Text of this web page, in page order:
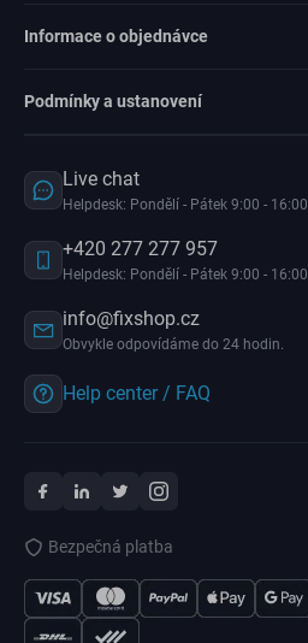
Informace o objednávce
Podmínky a ustanovení
Live chat
Helpdesk: Pondělí - Pátek 9:00 - 16:00
+420 277 277 957
Helpdesk: Pondělí - Pátek 9:00 - 16:00
info@fixshop.cz
Obvykle odpovídáme do 24 hodin.
Help center / FAQ
Bezpečná platba